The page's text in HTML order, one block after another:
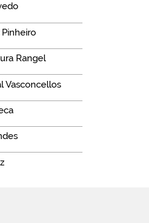
Rangel
Vasconcellos